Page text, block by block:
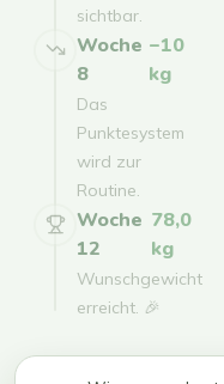
sichtbar.
Woche
8
−10
kg
Das
Punktesystem
wird zur
Routine.
Woche
12
78,0
kg
Wunschgewicht
erreicht. 🎉